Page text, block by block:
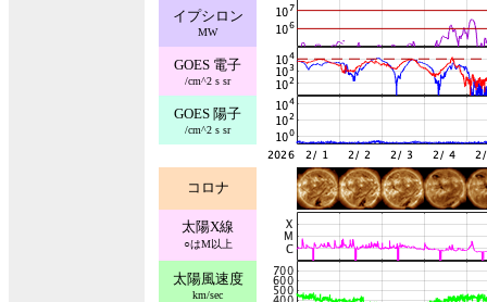
イプシロン
MW
GOES 電子
/cm^2 s sr
GOES 陽子
/cm^2 s sr
コロナ
太陽X線
○はM以上
太陽風速度
km/sec